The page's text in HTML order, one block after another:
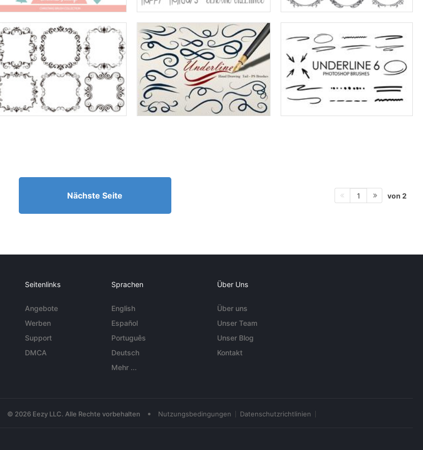
Nächste Seite 1 von 2
Seitenlinks
Angebote
Werben
Support
DMCA
Sprachen
English
Español
Português
Deutsch
Mehr ...
Über Uns
Über uns
Unser Team
Unser Blog
Kontakt
© 2026 Eezy LLC. Alle Rechte vorbehalten • Nutzungsbedingungen Datenschutzrichtlinien